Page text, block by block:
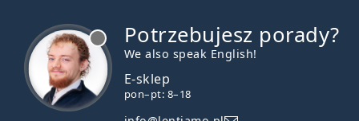
instrukcją używania.Potrzebujesz porady?
We also speak English!
E-sklep
pon–pt: 8–18